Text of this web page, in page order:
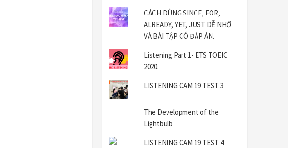
CÁCH DÙNG SINCE, FOR,
ALREADY, YET, JUST DỄ NHỚ
VÀ BÀI TẬP CÓ ĐÁP ÁN.
Listening Part 1- ETS TOEIC
2020.
LISTENING CAM 19 TEST 3
The Development of the
Lightbulb
LISTENING CAM 19 TEST 4